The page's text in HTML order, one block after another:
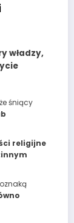
władzy,
śniący
religijne